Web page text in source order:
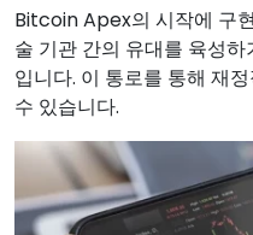
Bitcoin Apex의 시작에 구
술 기관 간의 유대를 육성
입니다. 이 통로를 통해 재
수 있습니다.